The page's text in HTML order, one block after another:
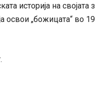
историја на својата
освои „божицата“ во